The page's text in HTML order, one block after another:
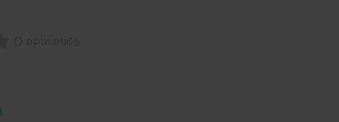
0 opiniones